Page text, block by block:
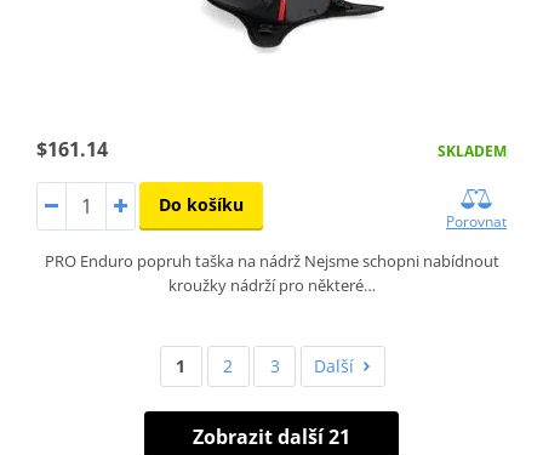
$161.14 SKLADEM
Do košíku
Porovnat
PRO Enduro popruh taška na nádrž Nejsme schopni nabídnout
kroužky nádrží pro některé…
1 2 3 Další
Zobrazit další 21